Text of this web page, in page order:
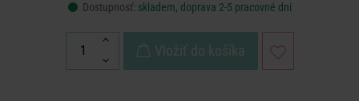
Dostupnosť: skladem, doprava 2-5 pracovné dni
Vložiť do košíka